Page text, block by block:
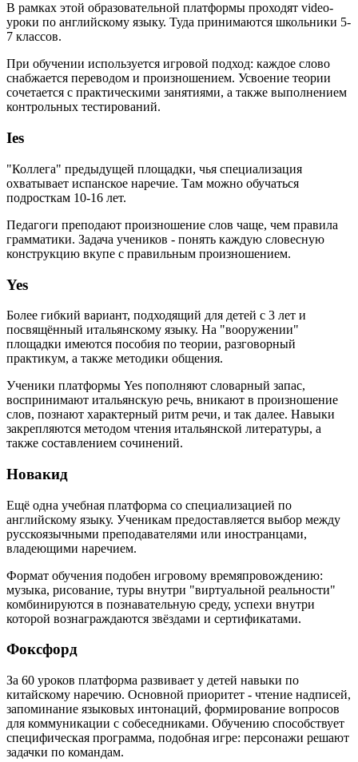
В рамках этой образовательной платформы проходят video-
уроки по английскому языку. Туда принимаются школьники 5-
7 классов.
При обучении используется игровой подход: каждое слово
снабжается переводом и произношением. Усвоение теории
сочетается с практическими занятиями, а также выполнением
контрольных тестирований.
Ies
"Коллега" предыдущей площадки, чья специализация
охватывает испанское наречие. Там можно обучаться
подросткам 10-16 лет.
Педагоги преподают произношение слов чаще, чем правила
грамматики. Задача учеников - понять каждую словесную
конструкцию вкупе с правильным произношением.
Yes
Более гибкий вариант, подходящий для детей с 3 лет и
посвящённый итальянскому языку. На "вооружении"
площадки имеются пособия по теории, разговорный
практикум, а также методики общения.
Ученики платформы Yes пополняют словарный запас,
воспринимают итальянскую речь, вникают в произношение
слов, познают характерный ритм речи, и так далее. Навыки
закрепляются методом чтения итальянской литературы, а
также составлением сочинений.
Новакид
Ещё одна учебная платформа со специализацией по
английскому языку. Ученикам предоставляется выбор между
русскоязычными преподавателями или иностранцами,
владеющими наречием.
Формат обучения подобен игровому времяпровождению:
музыка, рисование, туры внутри "виртуальной реальности"
комбинируются в познавательную среду, успехи внутри
которой вознаграждаются звёздами и сертификатами.
Фоксфорд
За 60 уроков платформа развивает у детей навыки по
китайскому наречию. Основной приоритет - чтение надписей,
запоминание языковых интонаций, формирование вопросов
для коммуникации с собеседниками. Обучению способствует
специфическая программа, подобная игре: персонажи решают
задачки по командам.